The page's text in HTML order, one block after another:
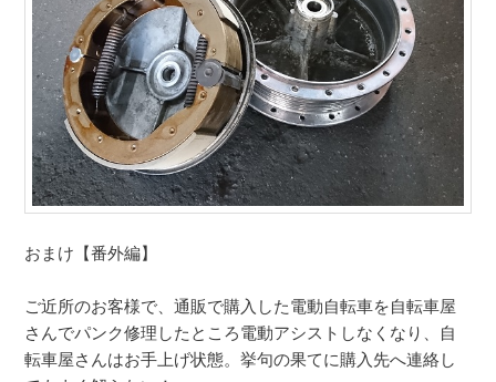
おまけ【番外編】
ご近所のお客様で、通販で購入した電動自転車を自転車屋
さんでパンク修理したところ電動アシストしなくなり、自
転車屋さんはお手上げ状態。挙句の果てに購入先へ連絡し